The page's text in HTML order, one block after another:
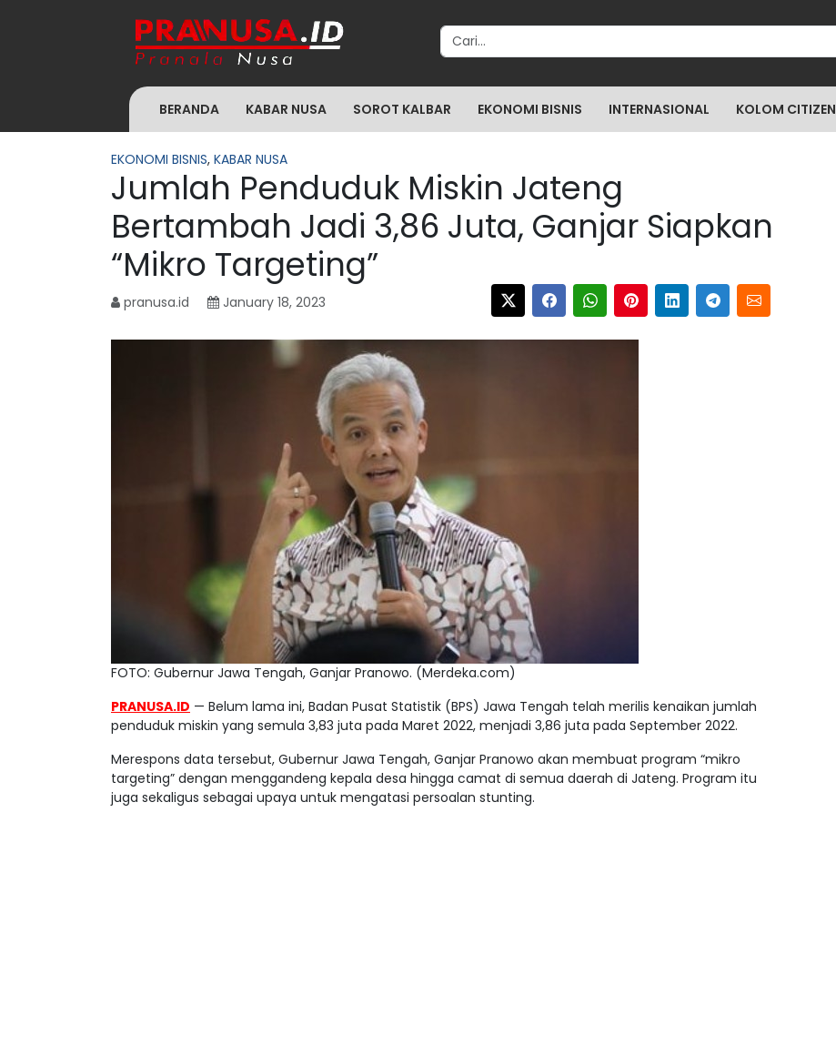
Search for:
BERANDA KABAR NUSA SOROT KALBAR EKONOMI BISNIS INTERNASIONAL KOLOM CITIZEN
EKONOMI BISNIS, KABAR NUSA
Jumlah Penduduk Miskin Jateng
Bertambah Jadi 3,86 Juta, Ganjar Siapkan
“Mikro Targeting”
pranusa.id January 18, 2023
FOTO: Gubernur Jawa Tengah, Ganjar Pranowo. (Merdeka.com)
PRANUSA.ID — Belum lama ini, Badan Pusat Statistik (BPS) Jawa Tengah telah merilis kenaikan jumlah
penduduk miskin yang semula 3,83 juta pada Maret 2022, menjadi 3,86 juta pada September 2022.
Merespons data tersebut, Gubernur Jawa Tengah, Ganjar Pranowo akan membuat program “mikro
targeting” dengan menggandeng kepala desa hingga camat di semua daerah di Jateng. Program itu
juga sekaligus sebagai upaya untuk mengatasi persoalan stunting.